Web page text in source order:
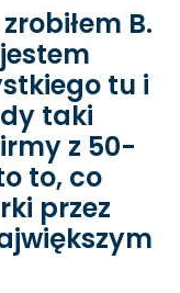
B.
tu i
taki
z 50-
to, co
przez